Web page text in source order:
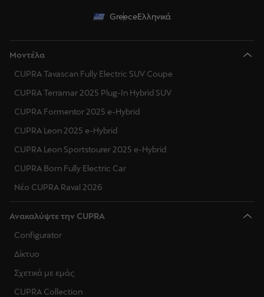
GreeceΕλληνικά
Μοντέλα
CUPRA Tavascan Fully Electric SUV Coupe
CUPRA Terramar 2025 Plug-In Hybrid SUV
CUPRA Formentor 2025 e-Hybrid
CUPRA Leon 2025 e-Hybrid
CUPRA Leon Sportstourer 2025 e-Hybrid
CUPRA Born Fully Electric Car
Νέο CUPRA Raval 2026
Ανακαλύψτε την CUPRA
Configurator
Δίκτυο
Σχετικά με εμάς
CUPRA Collection